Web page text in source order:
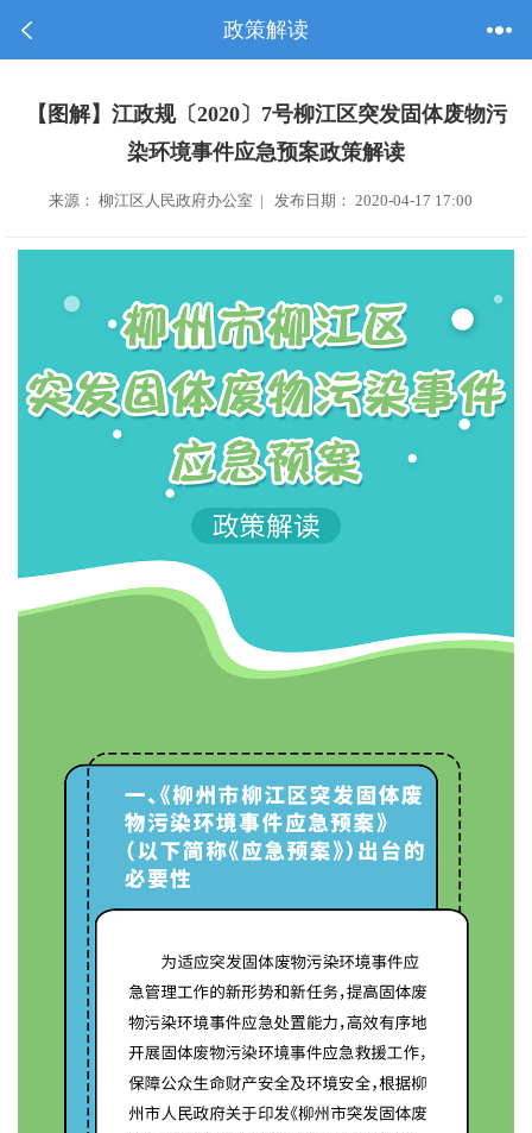
政策解读
【图解】江政规〔2020〕7号柳江区突发固体废物污
染环境事件应急预案政策解读
来源： 柳江区人民政府办公室 | 发布日期： 2020-04-17 17:00